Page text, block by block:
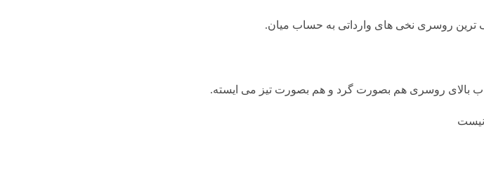
ترین روسری نخی های وارداتی به حساب میان.
بالای روسری هم بصورت گرد و هم بصورت تیز می ایسته.